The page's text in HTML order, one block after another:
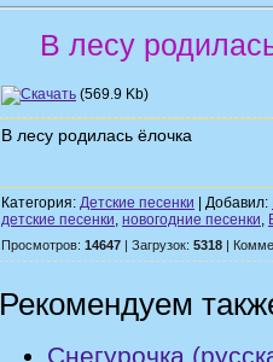
В лесу
(569.9 Kb)
В лесу родилась ёлочка
Категория: Детские песенки | Добавил:
детские песенки, новогодние песенки,
Просмотров: 14647 | Загрузок: 5318 |
Рекомендуем
Снегурочка